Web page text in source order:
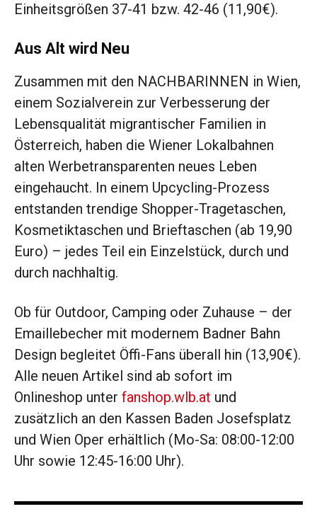
Einheitsgrößen 37-41 bzw. 42-46 (11,90€).
Aus Alt wird Neu
Zusammen mit den NACHBARINNEN in Wien,
einem Sozialverein zur Verbesserung der
Lebensqualität migrantischer Familien in
Österreich, haben die Wiener Lokalbahnen
alten Werbetransparenten neues Leben
eingehaucht. In einem Upcycling-Prozess
entstanden trendige Shopper-Tragetaschen,
Kosmetiktaschen und Brieftaschen (ab 19,90
Euro) – jedes Teil ein Einzelstück, durch und
durch nachhaltig.
Ob für Outdoor, Camping oder Zuhause – der
Emaillebecher mit modernem Badner Bahn
Design begleitet Öffi-Fans überall hin (13,90€).
Alle neuen Artikel sind ab sofort im
Onlineshop unter fanshop.wlb.at und
zusätzlich an den Kassen Baden Josefsplatz
und Wien Oper erhältlich (Mo-Sa: 08:00-12:00
Uhr sowie 12:45-16:00 Uhr).